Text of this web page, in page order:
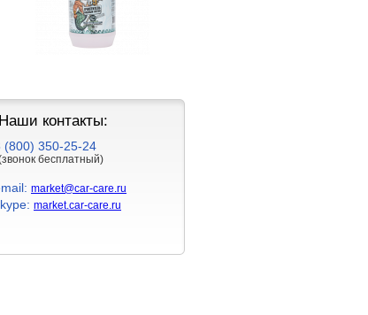
Наши контакты:
(800) 350-25-24
бесплатный)
market@car-care.ru
market.car-care.ru